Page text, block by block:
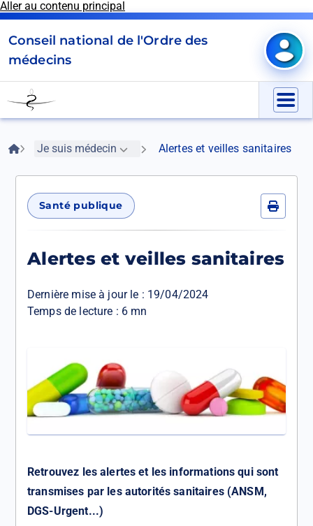
Aller au contenu principal
Menu
to
homepage
Conseil national de l'Ordre des
médecins
Mon
Fil
d'Ariane
AccueilJe suis médecin Alertes et veilles sanitaires
Santé publique
Alertes et veilles sanitaires
Dernière mise à jour le : 19/04/2024
Temps de lecture : 6 mn
Retrouvez les alertes et les informations qui sont
transmises par les autorités sanitaires (ANSM,
DGS-Urgent...)
Panneau de gestion des cookies